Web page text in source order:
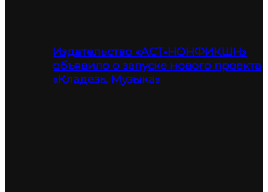
Издательство «АСТ-НОНФИКШН»
объявило о запуске нового проекта
«Кладезь. Музыка»